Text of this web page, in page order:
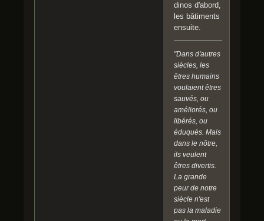
dinos d'abord,
les bâtiments
ensuite.
"Dans d'autres
siècles, les
êtres humains
voulaient êtres
sauvés, ou
améliorés, ou
libérés, ou
éduqués. Mais
dans le nôtre,
ils veulent
êtres divertis.
La grande
peur de notre
siècle n'est
pas la maladie